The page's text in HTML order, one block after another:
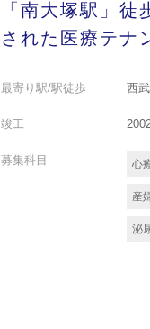
「南大塚駅」
された医療テナ
最寄り駅/駅徒歩 西
竣工
募集科目 心
産
泌